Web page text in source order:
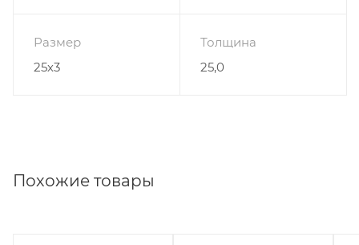
Размер
25х3
Толщина
25,0
Похожие товары